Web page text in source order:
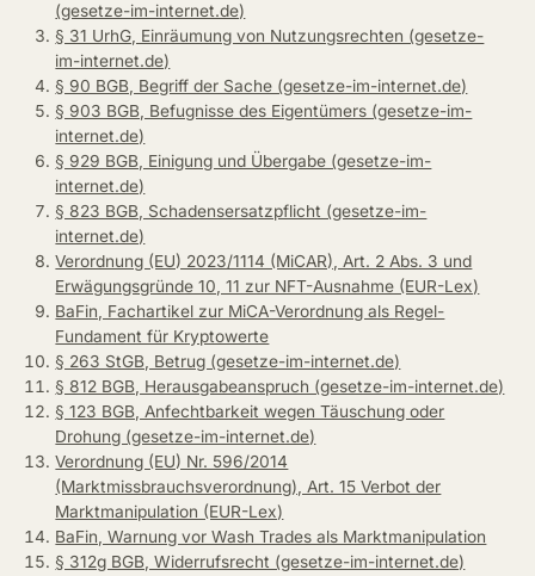
(gesetze-im-internet.de)
§ 31 UrhG, Einräumung von Nutzungsrechten (gesetze-
im-internet.de)
§ 90 BGB, Begriff der Sache (gesetze-im-internet.de)
§ 903 BGB, Befugnisse des Eigentümers (gesetze-im-
internet.de)
§ 929 BGB, Einigung und Übergabe (gesetze-im-
internet.de)
§ 823 BGB, Schadensersatzpflicht (gesetze-im-
internet.de)
Verordnung (EU) 2023/1114 (MiCAR), Art. 2 Abs. 3 und
Erwägungsgründe 10, 11 zur NFT-Ausnahme (EUR-Lex)
BaFin, Fachartikel zur MiCA-Verordnung als Regel-
Fundament für Kryptowerte
§ 263 StGB, Betrug (gesetze-im-internet.de)
§ 812 BGB, Herausgabeanspruch (gesetze-im-internet.de)
§ 123 BGB, Anfechtbarkeit wegen Täuschung oder
Drohung (gesetze-im-internet.de)
Verordnung (EU) Nr. 596/2014
(Marktmissbrauchsverordnung), Art. 15 Verbot der
Marktmanipulation (EUR-Lex)
BaFin, Warnung vor Wash Trades als Marktmanipulation
§ 312g BGB, Widerrufsrecht (gesetze-im-internet.de)